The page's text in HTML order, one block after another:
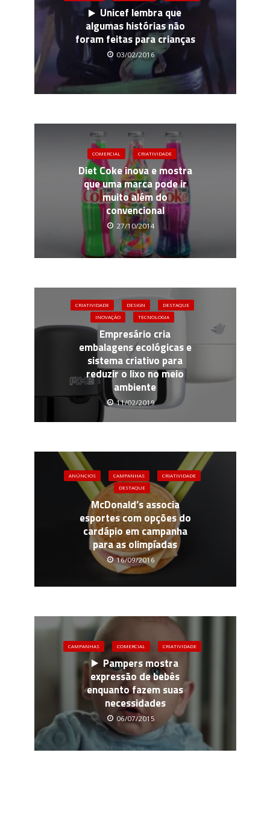
Unicef lembra que
algumas histórias não
foram feitas para crianças
03/02/2016
COMERCIAL CRIATIVIDADE
Diet Coke inova e mostra
que uma marca pode ir
muito além do
convencional
27/10/2014
CRIATIVIDADE DESIGN
DESTAQUE
INOVAÇÃO
TECNOLOGIA
Empresário cria
embalagens ecológicas e
sistema criativo para
reduzir o lixo no meio
ambiente
11/02/2019
ANÚNCIOS CAMPANHAS
CRIATIVIDADE
DESTAQUE
McDonald’s associa
esportes com opções do
cardápio em campanha
para as olimpíadas
16/09/2016
CAMPANHAS COMERCIAL CRIATIVIDADE
Pampers mostra
expressão de bebês
enquanto fazem suas
necessidades
06/07/2015